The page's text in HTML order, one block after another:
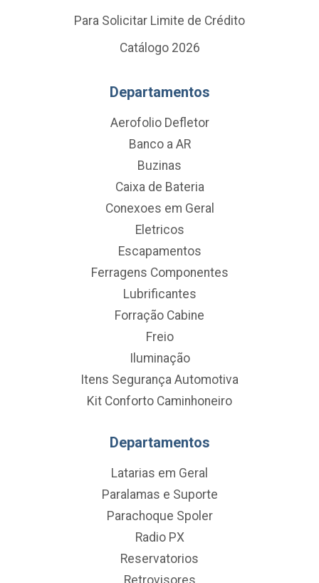
Para Solicitar Limite de Crédito
Catálogo 2026
Departamentos
Aerofolio Defletor
Banco a AR
Buzinas
Caixa de Bateria
Conexoes em Geral
Eletricos
Escapamentos
Ferragens Componentes
Lubrificantes
Forração Cabine
Freio
Iluminação
Itens Segurança Automotiva
Kit Conforto Caminhoneiro
Departamentos
Latarias em Geral
Paralamas e Suporte
Parachoque Spoler
Radio PX
Reservatorios
Retrovisores